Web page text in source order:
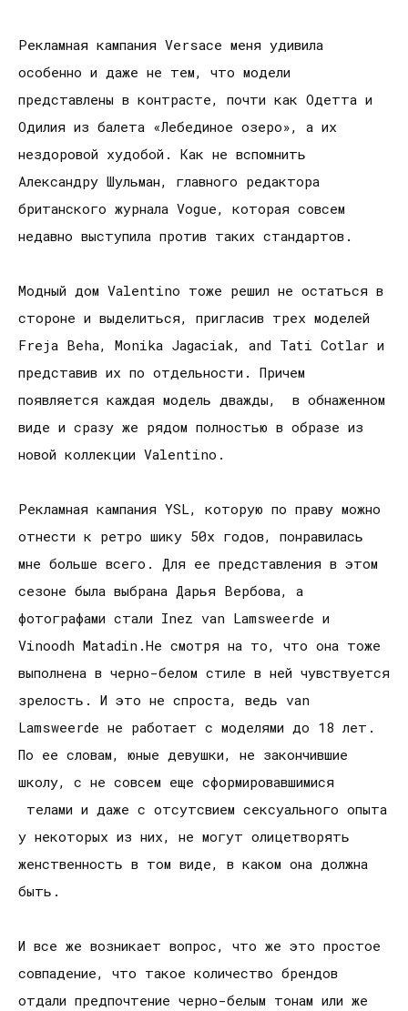
Рекламная кампания Versace меня удивила
особенно и даже не тем, что модели
представлены в контрасте, почти как Одетта и
Одилия из балета «Лебединое озеро», а их
нездоровой худобой. Как не вспомнить
Александру Шульман, главного редактора
британского журнала Vogue, которая совсем
недавно выступила против таких стандартов.
Модный дом Valentino тоже решил не остаться в
стороне и выделиться, пригласив трех моделей
Freja Beha, Monika Jagaciak, and Tati Cotlar и
представив их по отдельности. Причем
появляется каждая модель дважды, в обнаженном
виде и сразу же рядом полностью в образе из
новой коллекции Valentino.
Рекламная кампания YSL, которую по праву можно
отнести к ретро шику 50х годов, понравилась
мне больше всего. Для ее представления в этом
сезоне была выбрана Дарья Вербова, а
фотографами стали Inez van Lamsweerde и
Vinoodh Matadin.Не смотря на то, что она тоже
выполнена в черно-белом стиле в ней чувствуется
зрелость. И это не спроста, ведь van
Lamsweerde не работает с моделями до 18 лет.
По ее словам, юные девушки, не закончившие
школу, с не совсем еще сформировавшимися
телами и даже с отсутсвием сексуального опыта
у некоторых из них, не могут олицетворять
женственность в том виде, в каком она должна
быть.
И все же возникает вопрос, что же это простое
совпадение, что такое количество брендов
отдали предпочтение черно-белым тонам или же